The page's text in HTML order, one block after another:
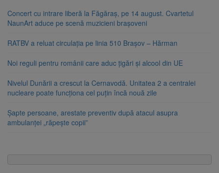
Concert cu intrare liberă la Făgăraș, pe 14 august. Cvartetul
NaunArt aduce pe scenă muzicieni brașoveni
RATBV a reluat circulația pe linia 510 Brașov – Hărman
Noi reguli pentru românii care aduc țigări și alcool din UE
Nivelul Dunării a crescut la Cernavodă. Unitatea 2 a centralei
nucleare poate funcționa cel puțin încă nouă zile
Șapte persoane, arestate preventiv după atacul asupra
ambulanței „răpește copii”